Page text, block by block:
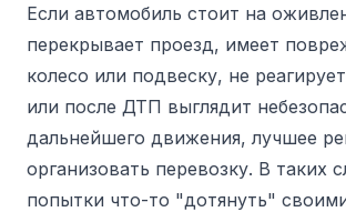
Если автомобиль стоит на
перекрывает проезд, имеет
колесо или подвеску, не
или после ДТП выглядит
дальнейшего движения, лучшее
организовать перевозку. В таких
попытки что-то "дотянуть"